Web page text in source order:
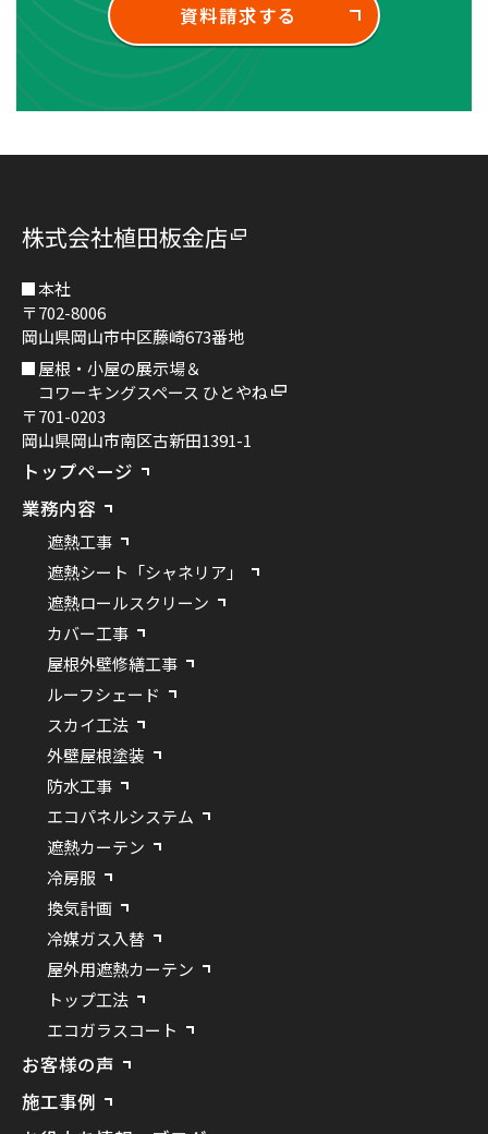
資料請求する
株式会社植田板金店
本社
〒702-8006
岡山県岡山市中区藤崎673番地
屋根・小屋の展示場＆
コワーキングスペース ひとやね
〒701-0203
岡山県岡山市南区古新田1391-1
お客様の声
施工事例
トップページ
業務内容
遮熱工事
遮熱シート「シャネリア」
遮熱ロールスクリーン
カバー工事
屋根外壁修繕工事
ルーフシェード
スカイ工法
外壁屋根塗装
防水工事
エコパネルシステム
遮熱カーテン
冷房服
換気計画
冷媒ガス入替
屋外用遮熱カーテン
トップ工法
エコガラスコート